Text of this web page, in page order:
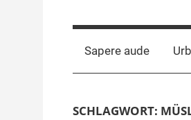
Y
Digital
Business
Sapere aude
SCHLAGWORT: